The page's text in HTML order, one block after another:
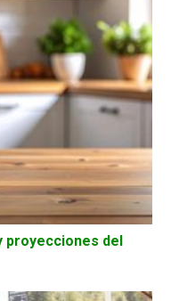
proyecciones del